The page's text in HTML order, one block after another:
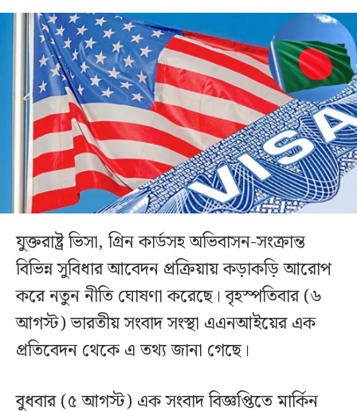
যুক্তরাষ্ট্র ভিসা, গ্রিন কার্ডসহ অভিবাসন-সংক্রান্ত
বিভিন্ন সুবিধার আবেদন প্রক্রিয়ায় কড়াকড়ি আরোপ
করে নতুন নীতি ঘোষণা করেছে। বৃহস্পতিবার (৬
আগস্ট) ভারতীয় সংবাদ সংস্থা এএনআইয়ের এক
প্রতিবেদন থেকে এ তথ্য জানা গেছে।
বুধবার (৫ আগস্ট) এক সংবাদ বিজ্ঞপ্তিতে মার্কিন